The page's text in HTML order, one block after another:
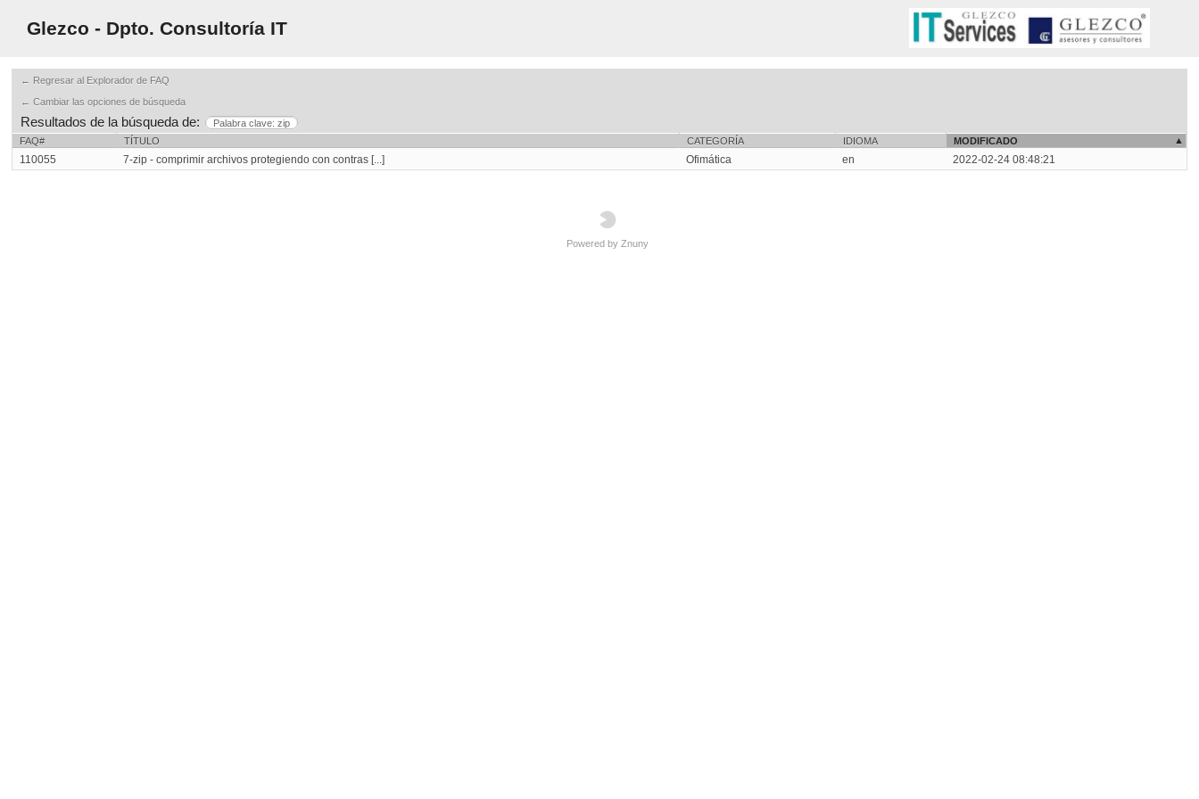
Glezco - Dpto. Consultoría IT
← Regresar al Explorador de FAQ
← Cambiar las opciones de búsqueda
Resultados de la búsqueda de:
Palabra clave: zip
FAQ#
TÍTULO CATEGORÍA IDIOMA MODIFICADO
110055 7-zip - comprimir archivos protegiendo con contras [...] Ofimática en 2022-02-24 08:48:21
Powered by Znuny